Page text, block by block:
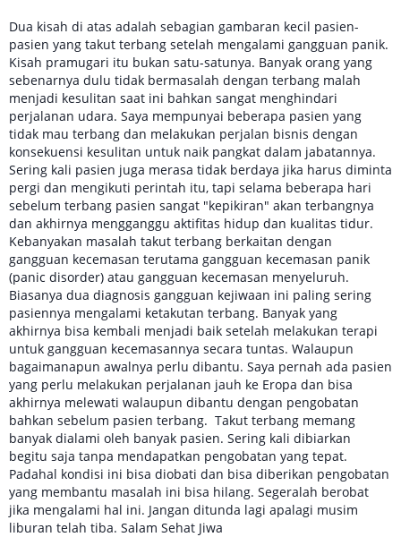
Dua kisah di atas adalah sebagian gambaran kecil pasien-
pasien yang takut terbang setelah mengalami gangguan panik.
Kisah pramugari itu bukan satu-satunya. Banyak orang yang
sebenarnya dulu tidak bermasalah dengan terbang malah
menjadi kesulitan saat ini bahkan sangat menghindari
perjalanan udara. Saya mempunyai beberapa pasien yang
tidak mau terbang dan melakukan perjalan bisnis dengan
konsekuensi kesulitan untuk naik pangkat dalam jabatannya.
Sering kali pasien juga merasa tidak berdaya jika harus diminta
pergi dan mengikuti perintah itu, tapi selama beberapa hari
sebelum terbang pasien sangat "kepikiran" akan terbangnya
dan akhirnya mengganggu aktifitas hidup dan kualitas tidur.
Kebanyakan masalah takut terbang berkaitan dengan
gangguan kecemasan terutama gangguan kecemasan panik
(panic disorder) atau gangguan kecemasan menyeluruh.
Biasanya dua diagnosis gangguan kejiwaan ini paling sering
pasiennya mengalami ketakutan terbang. Banyak yang
akhirnya bisa kembali menjadi baik setelah melakukan terapi
untuk gangguan kecemasannya secara tuntas. Walaupun
bagaimanapun awalnya perlu dibantu. Saya pernah ada pasien
yang perlu melakukan perjalanan jauh ke Eropa dan bisa
akhirnya melewati walaupun dibantu dengan pengobatan
bahkan sebelum pasien terbang. Takut terbang memang
banyak dialami oleh banyak pasien. Sering kali dibiarkan
begitu saja tanpa mendapatkan pengobatan yang tepat.
Padahal kondisi ini bisa diobati dan bisa diberikan pengobatan
yang membantu masalah ini bisa hilang. Segeralah berobat
jika mengalami hal ini. Jangan ditunda lagi apalagi musim
liburan telah tiba. Salam Sehat Jiwa